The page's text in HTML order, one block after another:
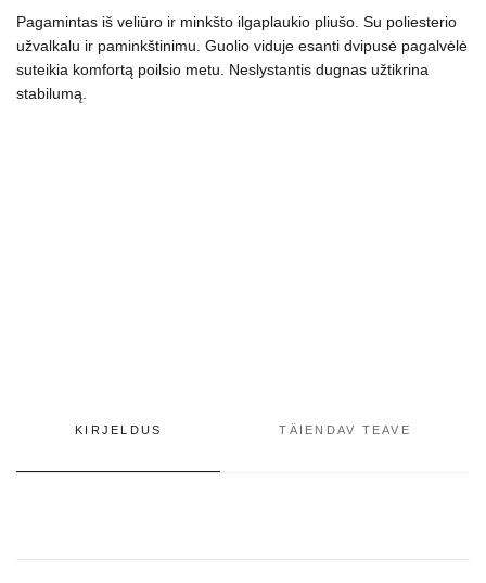
Pagamintas iš veliūro ir minkšto ilgaplaukio pliušo. Su poliesterio
užvalkalu ir paminkštinimu. Guolio viduje esanti dvipusė pagalvėlė
suteikia komfortą poilsio metu. Neslystantis dugnas užtikrina
stabilumą.
KIRJELDUS TÄIENDAV TEAVE